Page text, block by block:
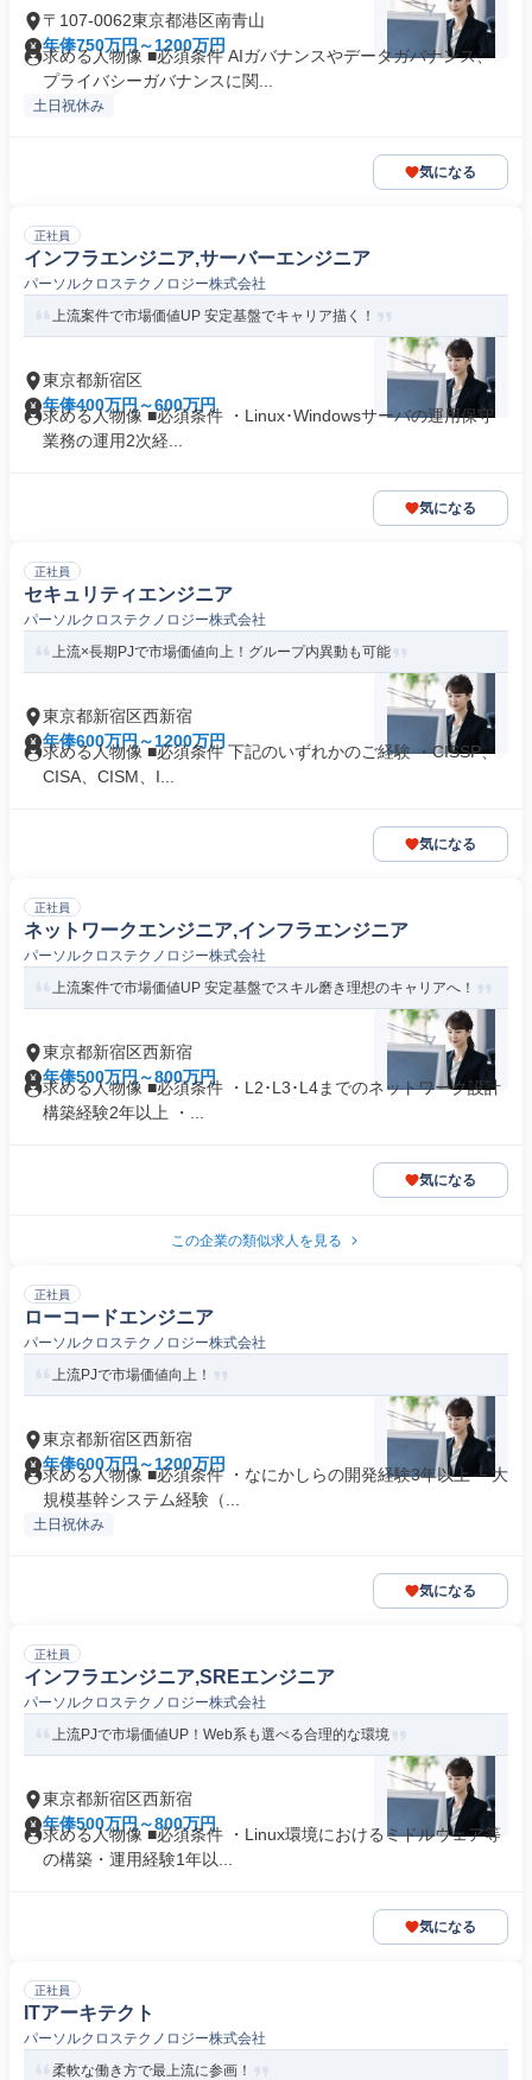
〒107-0062東京都港区南青山
年俸750万円～1200万円
求める人物像 ■必須条件 AIガバナンスやデータガバナンス、
プライバシーガバナンスに関...
土日祝休み
気になる
正社員
インフラエンジニア,サーバーエンジニア
パーソルクロステクノロジー株式会社
上流案件で市場価値UP 安定基盤でキャリア描く！
東京都新宿区
年俸400万円～600万円
求める人物像 ■必須条件 ・Linux･Windowsサーバの運用保守
業務の運用2次経...
気になる
正社員
セキュリティエンジニア
パーソルクロステクノロジー株式会社
上流×長期PJで市場価値向上！グループ内異動も可能
東京都新宿区西新宿
年俸600万円～1200万円
求める人物像 ■必須条件 下記のいずれかのご経験 ・CISSP、
CISA、CISM、I...
気になる
正社員
ネットワークエンジニア,インフラエンジニア
パーソルクロステクノロジー株式会社
上流案件で市場価値UP 安定基盤でスキル磨き理想のキャリアへ！
東京都新宿区西新宿
年俸500万円～800万円
求める人物像 ■必須条件 ・L2･L3･L4までのネットワーク設計
構築経験2年以上 ・...
気になる
この企業の類似求人を見る
正社員
ローコードエンジニア
パーソルクロステクノロジー株式会社
上流PJで市場価値向上！
東京都新宿区西新宿
年俸600万円～1200万円
求める人物像 ■必須条件 ・なにかしらの開発経験3年以上 └ 大
規模基幹システム経験（...
土日祝休み
気になる
正社員
インフラエンジニア,SREエンジニア
パーソルクロステクノロジー株式会社
上流PJで市場価値UP！Web系も選べる合理的な環境
東京都新宿区西新宿
年俸500万円～800万円
求める人物像 ■必須条件 ・Linux環境におけるミドルウェア等
の構築・運用経験1年以...
気になる
正社員
ITアーキテクト
パーソルクロステクノロジー株式会社
柔軟な働き方で最上流に参画！